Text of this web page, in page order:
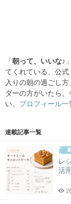
「 朝って、いいな♪
てくれている、公
入りの朝の過ごし
ダーの方がいたら
い。 プロフィール一
連載記事一覧
レ
活